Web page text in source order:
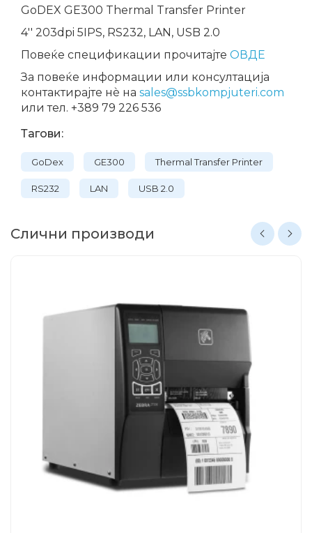
GoDEX GE300 Thermal Transfer Printer
4'' 203dpi 5IPS, RS232, LAN, USB 2.0
Повеќе спецификации прочитајте ОВДЕ
За повеќе информации или консултација
контактирајте нѐ на sales@ssbkompjuteri.com
или тел. +389 79 226 536
Тагови:
GoDex GE300 Thermal Transfer Printer
RS232 LAN USB 2.0
Слични производи